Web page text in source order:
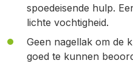
spoedeisende hulp.
lichte vochtigheid.
Geen nagellak om de
goed te kunnen